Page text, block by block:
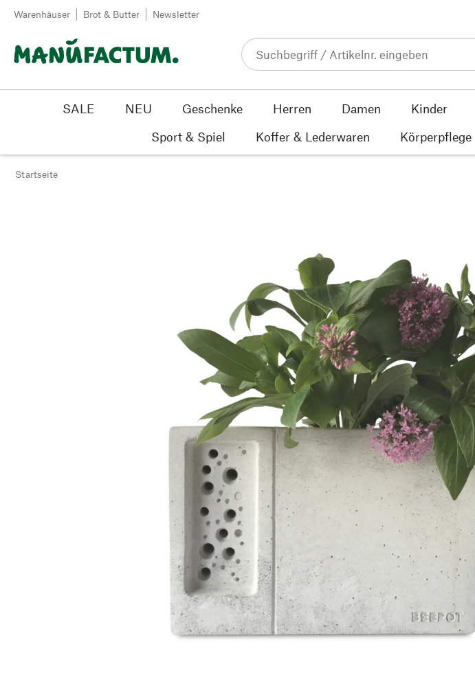
Zum Inhalt springen
Warenhäuser Brot & Butter Newsletter
SALE NEU Geschenke Herren Damen Kinder
Sport & Spiel
Koffer & Lederwaren Körperpflege
Startseite